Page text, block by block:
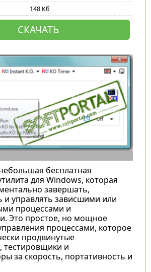
148 Кб
СКАЧАТЬ
бесплатная
для Windows, которая
завершать,
и управлять зависшими или
процессами и
Это ​простое, но мощное
процессами, которое
продвинутые
тестировщики и
за скорость, портативность и